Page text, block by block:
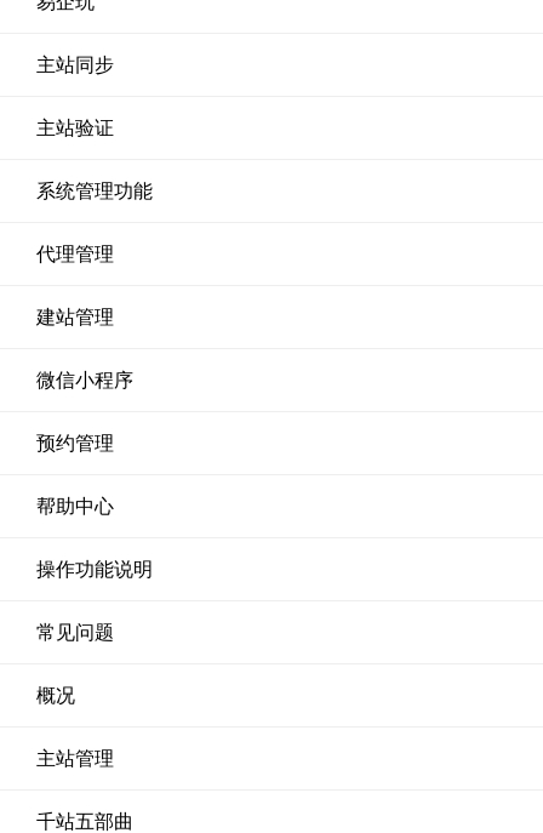
主站同步
主站验证
系统管理功能
代理管理
建站管理
微信小程序
预约管理
帮助中心
操作功能说明
常见问题
概况
主站管理
千站五部曲